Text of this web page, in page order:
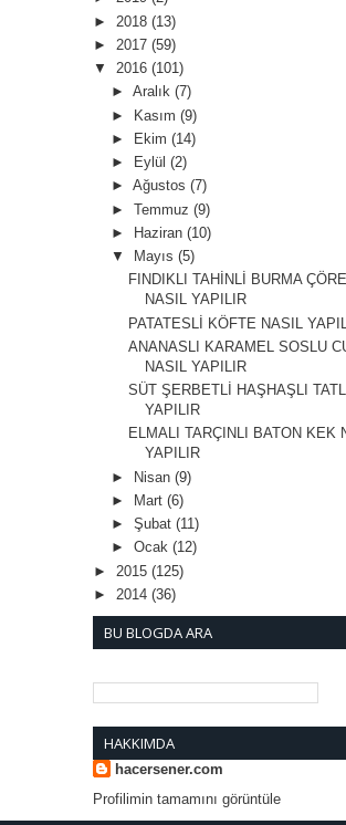
► 2018 (13)
► 2017 (59)
▼ 2016 (101)
► Aralık (7)
► Kasım (9)
►
Ekim (14)
►
Eylül (2)
► Ağustos (7)
► Temmuz (9)
►
Haziran (10)
▼
Mayıs (5)
FINDIKLI TAHİNLİ BURMA
NASIL YAPILIR
PATATESLİ KÖFTE NASIL
ANANASLI KARAMEL SOSLU
NASIL YAPILIR
SÜT ŞERBETLİ HAŞHAŞLI
YAPILIR
ELMALI TARÇINLI BATON KEK
YAPILIR
► Nisan (9)
►
Mart (6)
► Şubat (11)
► Ocak (12)
► 2015 (125)
► 2014 (36)
BU BLOGDA ARA
HAKKIMDA
hacersener.com
Profilimin tamamını görüntüle